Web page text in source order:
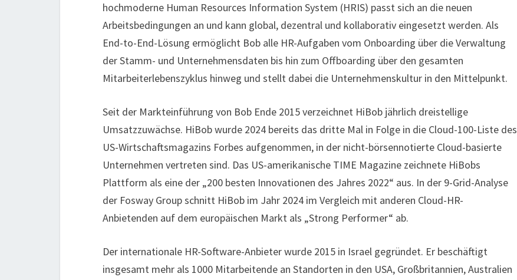
hochmoderne Human Resources Information System (HRIS) passt sich an die neuen
Arbeitsbedingungen an und kann global, dezentral und kollaborativ eingesetzt werden. Als
End-to-End-Lösung ermöglicht Bob alle HR-Aufgaben vom Onboarding über die Verwaltung
der Stamm- und Unternehmensdaten bis hin zum Offboarding über den gesamten
Mitarbeiterlebenszyklus hinweg und stellt dabei die Unternehmenskultur in den Mittelpunkt.
Seit der Markteinführung von Bob Ende 2015 verzeichnet HiBob jährlich dreistellige
Umsatzzuwächse. HiBob wurde 2024 bereits das dritte Mal in Folge in die Cloud-100-Liste des
US-Wirtschaftsmagazins Forbes aufgenommen, in der nicht-börsennotierte Cloud-basierte
Unternehmen vertreten sind. Das US-amerikanische TIME Magazine zeichnete HiBobs
Plattform als eine der „200 besten Innovationen des Jahres 2022“ aus. In der 9-Grid-Analyse
der Fosway Group schnitt HiBob im Jahr 2024 im Vergleich mit anderen Cloud-HR-
Anbietenden auf dem europäischen Markt als „Strong Performer“ ab.
Der internationale HR-Software-Anbieter wurde 2015 in Israel gegründet. Er beschäftigt
insgesamt mehr als 1000 Mitarbeitende an Standorten in den USA, Großbritannien, Australien